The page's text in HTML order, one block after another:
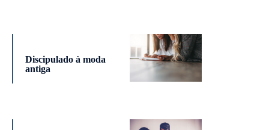
Discipulado à moda
antiga